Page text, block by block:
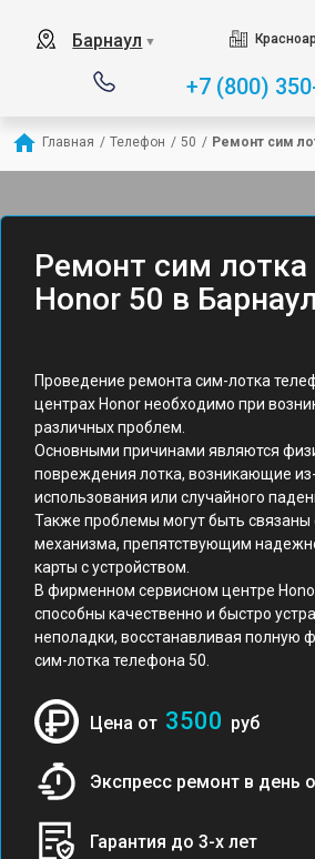
Барнаул ▼
+7 (800)
Главная / Телефон / 50 / Ремонт сим
Ремонт сим лотка
Honor 50 в
Проведение ремонта сим-лотка
центрах Honor необходимо при
различных проблем.
Основными причинами являются
повреждения лотка, возникающие
использования или случайного
Также проблемы могут быть связаны
механизма, препятствующим
карты с устройством.
В фирменном сервисном центре
способны качественно и быстро
неполадки, восстанавливая полную
сим-лотка телефона 50.
Цена от 3500 руб
Экспресс ремонт в день
Гарантия до 3-х лет